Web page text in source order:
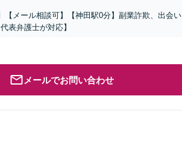
【メール相談可】【神田駅0分】副業詐欺、出会い
表弁護士が対応】
メールでお問い合わせ